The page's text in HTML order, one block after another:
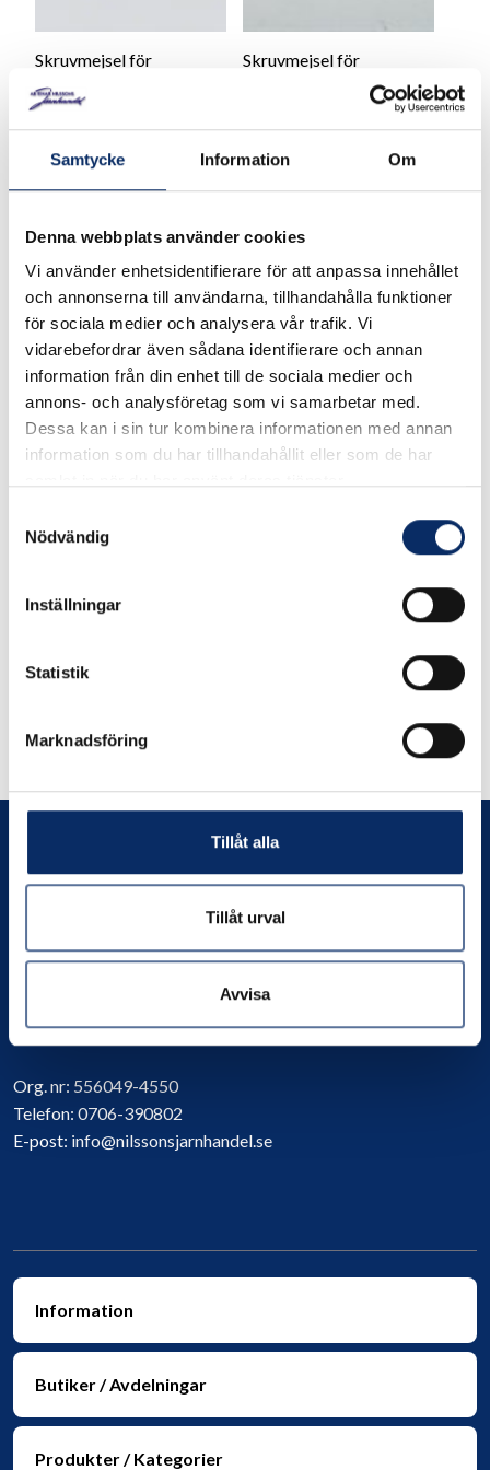
Samtycke Information Om
Denna webbplats använder cookies
Vi använder enhetsidentifierare för att anpassa innehållet
och annonserna till användarna, tillhandahålla funktioner
för sociala medier och analysera vår trafik. Vi
vidarebefordrar även sådana identifierare och annan
information från din enhet till de sociala medier och
annons- och analysföretag som vi samarbetar med.
Dessa kan i sin tur kombinera informationen med annan
information som du har tillhandahållit eller som de har
Nödvändig
Inställningar
Statistik
Marknadsföring
Tillåt alla
Tillåt urval
Avvisa
Skruvmejsel för
Borrsväng
99kr
exkl. moms: 79kr
Skruvmejsel för
99kr
exkl. moms: 79kr
Vinkelskruvmejsel Philips
Kontakta oss
Org. nr: 556049-4550
Telefon: 0706-390802
E-post: info@nilssonsjarnhandel.se
Information
Butiker / Avdelningar
Produkter / Kategorier